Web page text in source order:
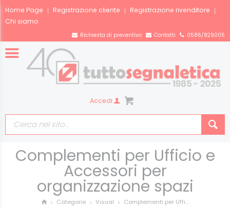
Home Page Registrazione cliente
Registrazione rivenditore
Chi siamo
Richiesta di preventivo Contatti 0586/829005
Accedi
Complementi per Ufficio e
Accessori per
organizzazione spazi
Categorie Visual Complementi per Uffi...